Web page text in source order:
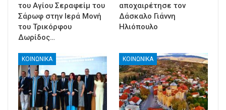
του Αγίου Σεραφείμ του
Σάρωφ στην Ιερά Μονή
του Τρικόρφου
Δωρίδος…
αποχαιρέτησε τον
Δάσκαλο Γιάννη
Ηλιόπουλο
ΚΟΙΝΩΝΙΚΑ ΚΟΙΝΩΝΙΚΑ